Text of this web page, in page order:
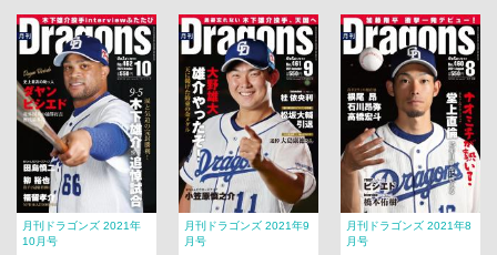
月刊ドラゴンズ 2021年
10月号
月刊ドラゴンズ 2021年9
月号
月刊ドラゴンズ 2021年8
月号